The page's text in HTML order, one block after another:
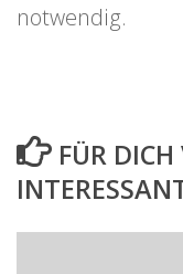
notwendig.
FÜR